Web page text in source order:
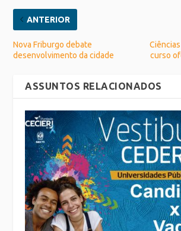
ANTERIOR
Nova Friburgo debate
desenvolvimento da cidade
curso
ASSUNTOS RELACIONADOS